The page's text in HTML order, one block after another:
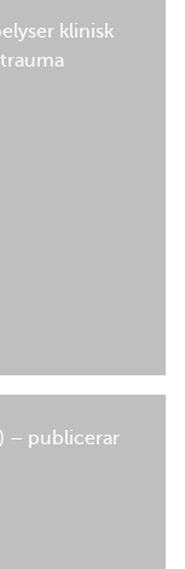
klinisk
– publicerar